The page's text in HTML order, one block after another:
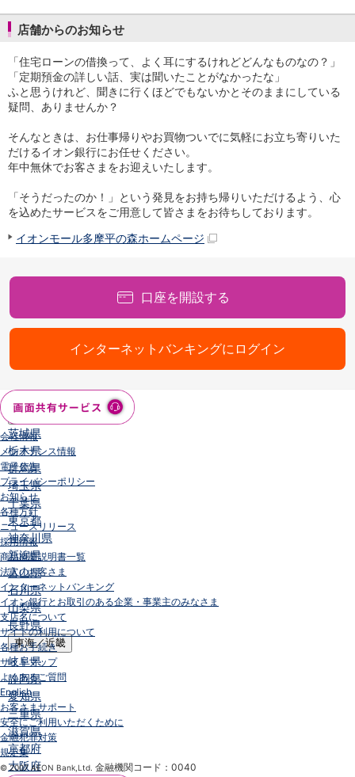
スマホ決済アプリ
サービス
Myステージ
相続・税務のご相談
電子マネーWAON
セキュリティ
インボイス
その他サービス
金利
キャンペーン
店舗・ATM
北海道・東北
岩手県
秋田県
福島県
関東／北陸・甲信越
茨城県
栃木県
群馬県
埼玉県
千葉県
東京都
神奈川県
新潟県
富山県
石川県
山梨県
長野県
東海／近畿
岐阜県
静岡県
愛知県
三重県
滋賀県
京都府
大阪府
店舗からのお知らせ
「住宅ローンの借換って、よく耳にするけれどどんなものなの？」
「定期預金の詳しい話、実は聞いたことがなかったな」
ふと思うけれど、聞きに行くほどでもないかとそのままにしている
疑問、ありませんか？
そんなときは、お仕事帰りやお買物ついでに気軽にお立ち寄りいた
だけるイオン銀行にお任せください。
年中無休でお客さまをお迎えいたします。
「そうだったのか！」という発見をお持ち帰りいただけるよう、心
を込めたサービスをご用意して皆さまをお待ちしております。
イオンモール多摩平の森ホームページ
口座を開設する
インターネットバンキングにログイン
会社情報
メンテナンス情報
電子公告
プライバシーポリシー
お知らせ
各種方針
ニュースリリース
採用情報
商品概要説明書一覧
法人のお客さま
インターネットバンキング
イオン銀行とお取引のある企業・事業主のみなさま
支店名について
サイトの利用について
各種お手続き
サイトマップ
よくあるご質問
English
お客さまサポート
安全にご利用いただくために
金融犯罪対策
規定集
© 2007 AEON Bank,Ltd. 金融機関コード：0040